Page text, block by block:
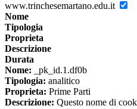
www.trinchesemartano.edu.it
Nome
Tipologia
Proprieta
Descrizione
Durata
Nome: _pk_id.1.df0b
Tipologia: analitico
Proprieta: Prime Parti
Descrizione: Questo nome di